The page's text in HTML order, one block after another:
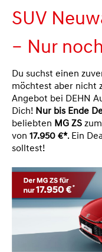
SUV
– Nur
Du suchst einen
möchtest aber nicht
Angebot bei DEHN
Dich! Nur bis Ende
beliebten MG ZS
von 17.950 €*. Ein
solltest!